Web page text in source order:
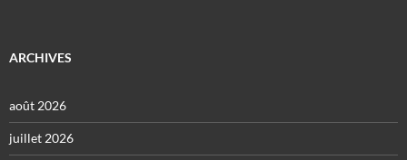
ARCHIVES
août 2026
juillet 2026